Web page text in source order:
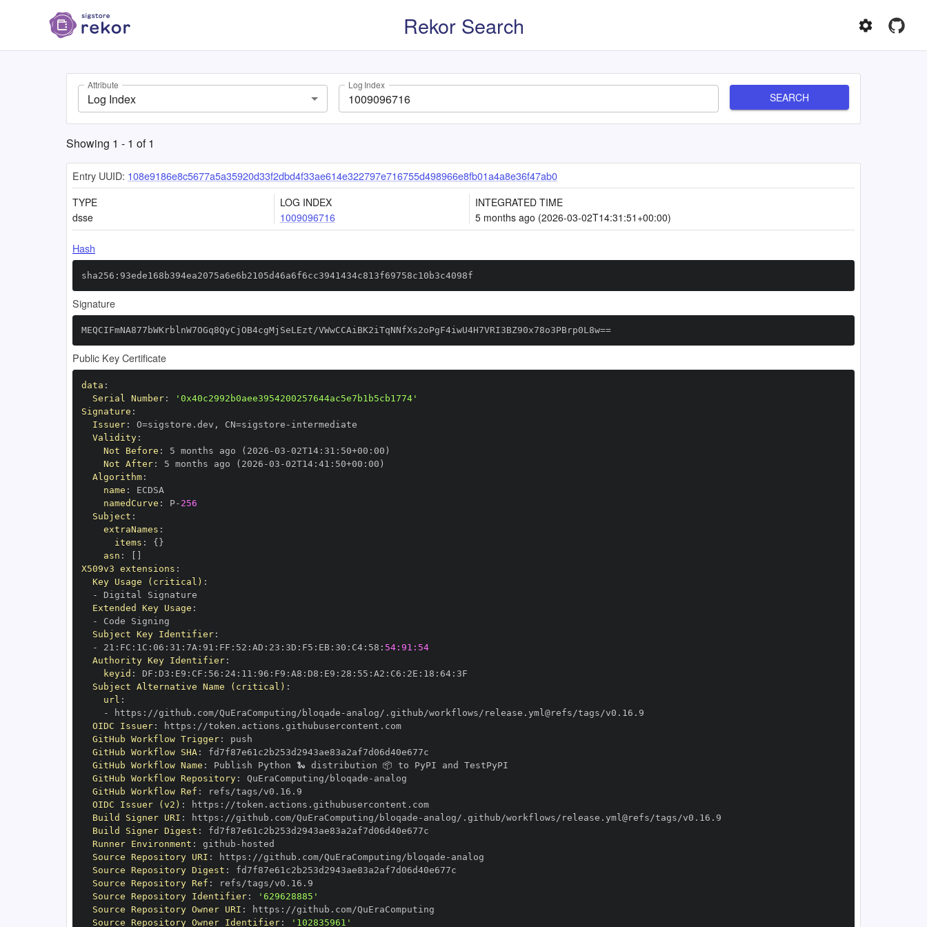
Rekor Search
Attribute
Log Index
Log Index
SEARCH
Showing 1 - 1 of1
Entry UUID: 108e9186e8c5677a5a35920d33f2dbd4f33ae614e322797e716755d498966e8fb01a4a8e36f47ab0
TYPE
dsse
LOG INDEX
1009096716
INTEGRATED TIME
5 months ago (2026-03-02T14:31:51+00:00)
Hash
sha256:93ede168b394ea2075a6e6b2105d46a6f6cc3941434c813f69758c10b3c4098f
Signature
MEQCIFmNA877bWKrblnW7OGq8QyCjOB4cgMjSeLEzt/VWwCCAiBK2iTqNNfXs2oPgF4iwU4H7VRI3BZ90x78o3PBrp0L8w==
Public Key Certificate
data :
Serial Number:
'0x40c2992b0aee3954200257644ac5e7b1b5cb1774'
Signature :
Issuer: O=sigstore.dev , CN=sigstore -
Validity:
Not Before : 5 months ago (2026 -03 -02T14: 31 : 50+00 :
Not After: 5 months ago (2026 -03 -02T14: 41 : 50+00 :
Algorithm:
name :
namedCurve : P- 256
Subject :
extraNames :
items : { }
asn :
X509v3 extensions :
Key Usage (critical) :
-
Extended Key Usage :
-
Subject Key Identifier:
-
21 : FC : 1C : 06 : 31 : 7A : 91 : FF : 52 : AD : 23 : 3D : F5 : EB: 30 : C4: 58 : 54:91:54
Authority Key Identifier:
keyid : DF : D3 : E9 : CF : 56 : 24: 11 : 96 : F9 : A8 : D8 : E9 : 28 : 55 : A2 : C6 : 2E : 18 : 64:
Subject Alternative Name (critical) :
url :
-
https : //github.com/QuEraComputing/bloqade -
OIDC Issuer: https :
//token.actions.githubusercontent.com
GitHub Workflow Trigger:
GitHub Workflow SHA:
GitHub Workflow Name :
GitHub Workflow Repository: QuEraComputing/bloqade -
GitHub Workflow Ref :
OIDC Issuer (v2) : https :
//token.actions.githubusercontent.com
Build Signer URI : https : //github.com/QuEraComputing/bloqade -
Build Signer Digest :
Runner Environment : github -
Source Repository URI : https : //github.com/QuEraComputing/bloqade -
Source Repository Digest :
Source Repository Ref :
Source Repository Identifier:
'629628885'
Source Repository Owner URI : https :
Source Repository Owner Identifier: '102835961'